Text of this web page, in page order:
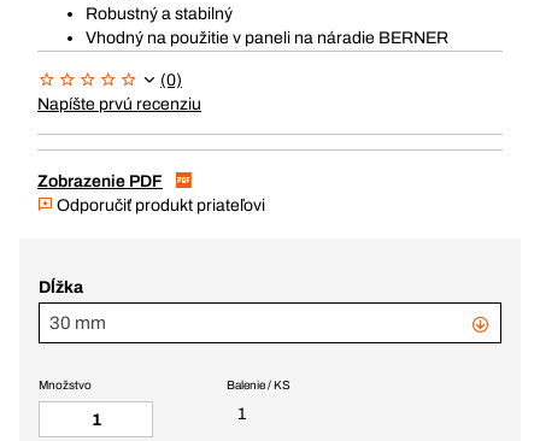
Robustný a stabilný
Vhodný na použitie v paneli na náradie BERNER
(0)
Napíšte prvú recenziu
Zobrazenie PDF
Odporučiť produkt priateľovi
Dĺžka
30 mm
Balenie / KS
1
Množstvo